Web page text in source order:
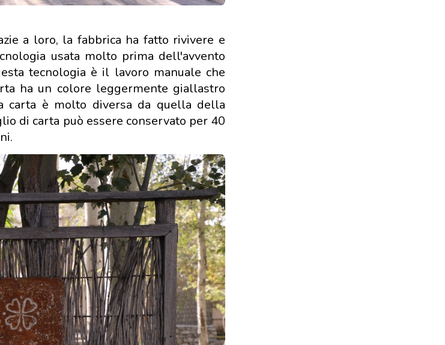
a loro, la fabbrica ha fatto rivivere e
usata molto prima dell'avvento
tecnologia è il lavoro manuale che
ha un colore leggermente giallastro
carta è molto diversa da quella della
di carta può essere conservato per 40